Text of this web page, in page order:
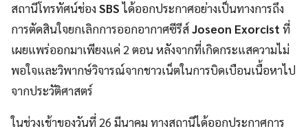
สถานีโทรทัศน์ช่องSBSได้ออกประกาศอย่างเป็นทางการถึง
การตัดสินใจยกเลิกการออกอากาศซีรีส์Joseon Exorcist ที่
เผยแพร่ออกมาเพียงแค่ 2 ตอน หลังจากที่เกิดกระแสความไม่
พอใจและวิพากษ์วิจารณ์จากชาวเน็ตในการบิดเบือนเนื้อหาไป
จากประวัติศาสตร์
ในช่วงเช้าของวันที่ 26 มีนาคม ทางสถานีได้ออกประกาศการ